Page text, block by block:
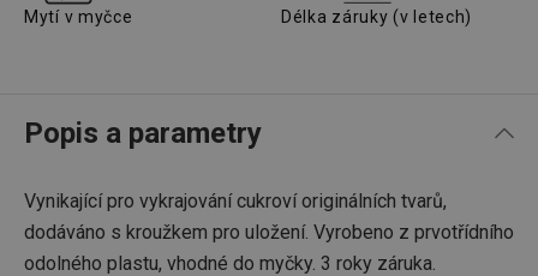
Mytí v myčce Délka záruky (v letech)
Popis a parametry
Vynikající pro vykrajování cukroví originálních tvarů,
dodáváno s kroužkem pro uložení. Vyrobeno z prvotřídního
odolného plastu, vhodné do myčky. 3 roky záruka.